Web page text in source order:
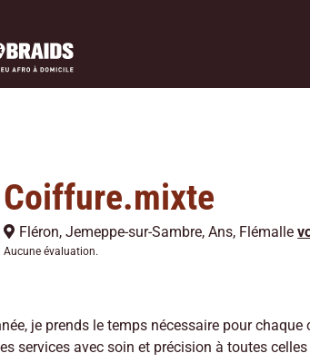
Coiffure.mixte
Fléron,Jemeppe-sur-Sambre,Ans, Flémalle
Aucune évaluation.
je prends le temps nécessaire pour
services avec soin et précision à toutes